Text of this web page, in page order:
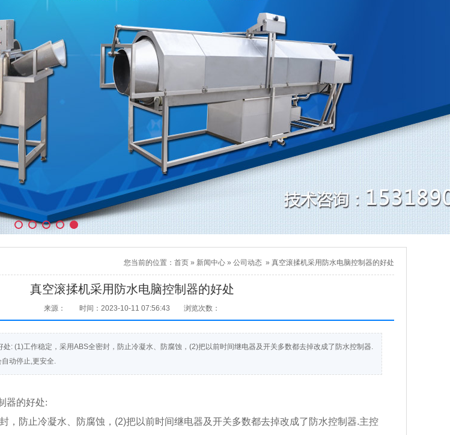
您当前的位置： 首页 » 新闻中心 » 公司动态 » 真空滚揉机采用防水电脑控制器的好处
真空滚揉机采用防水电脑控制器的好处
来源： 时间：2023-10-11 07:56:43 浏览次数：
: (1)工作稳定，采用ABS全密封，防止冷凝水、防腐蚀，(2)把以前时间继电器及开关多数都去掉改成了防水控制器.
动停止,更安全.
器的好处:
，防止冷凝水、防腐蚀，(2)把以前时间继电器及开关多数都去掉改成了防水控制器.主控